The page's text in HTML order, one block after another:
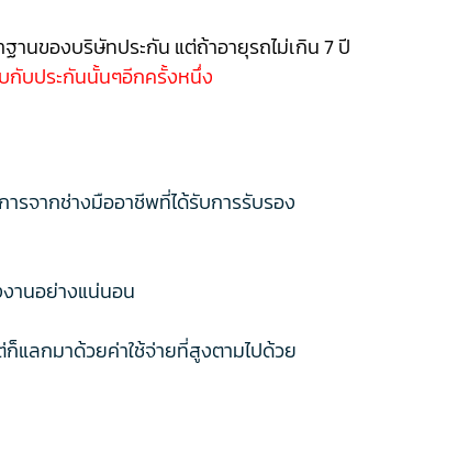
านของบริษัทประกัน แต่ถ้าอายุรถไม่เกิน 7 ปี
บประกันนั้นๆอีกครั้งหนึ่ง
รจากช่างมืออาชีพที่ได้รับการรับรอง
านอย่างแน่นอน
แลกมาด้วยค่าใช้จ่ายที่สูงตามไปด้วย